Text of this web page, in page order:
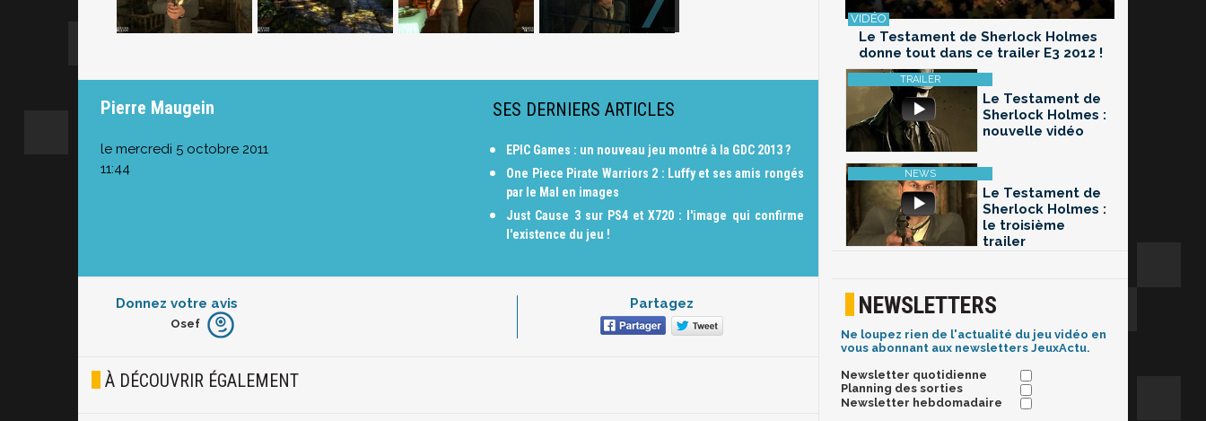
Pierre Maugein
le mercredi 5 octobre 2011
11:44
SES DERNIERS ARTICLES
EPIC Games : un nouveau jeu montré à la GDC 2013 ?
One Piece Pirate Warriors 2 : Luffy et ses amis rongés
par le Mal en images
Just Cause 3 sur PS4 et X720 : l'image qui confirme
l'existence du jeu !
Donnez votre avis
Furieux
Osef
Partagez
À DÉCOUVRIR ÉGALEMENT
Le Testament de Sherlock Holmes
donne tout dans ce trailer E3 2012 !
Le Testament de
Sherlock Holmes :
nouvelle vidéo
Le Testament de
Sherlock Holmes :
le troisième
trailer
NEWSLETTERS
Ne loupez rien de l'actualité du jeu vidéo en
vous abonnant aux newsletters JeuxActu.
Newsletter quotidienne
Planning des sorties
Newsletter hebdomadaire